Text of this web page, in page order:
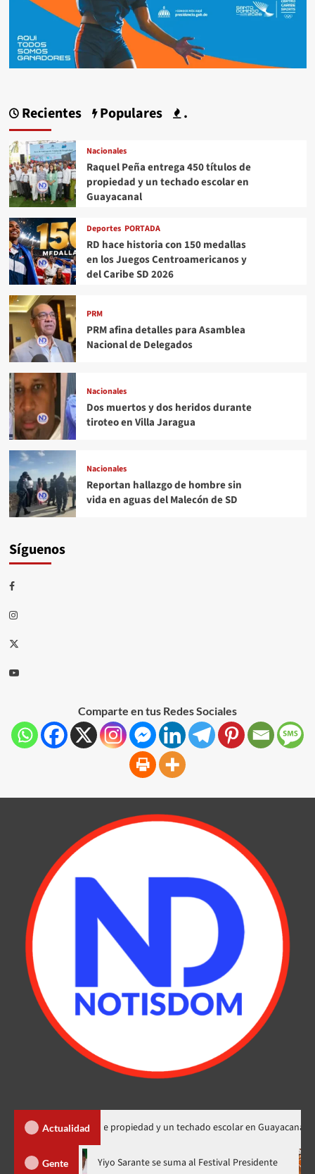
Recientes Populares .
Nacionales
Raquel Peña entrega 450 títulos de
propiedad y un techado escolar en
Guayacanal
Deportes PORTADA
RD hace historia con 150 medallas
en los Juegos Centroamericanos y
del Caribe SD 2026
PRM
PRM afina detalles para Asamblea
Nacional de Delegados
Nacionales
Dos muertos y dos heridos durante
tiroteo en Villa Jaragua
Nacionales
Reportan hallazgo de hombre sin
vida en aguas del Malecón de SD
Síguenos
Comparte en tus Redes Sociales
Actualidad
450 títulos de propiedad y un techado escolar en Guayacanal
Gente
en nuevo horario Yiyo Sarante se suma al Festival